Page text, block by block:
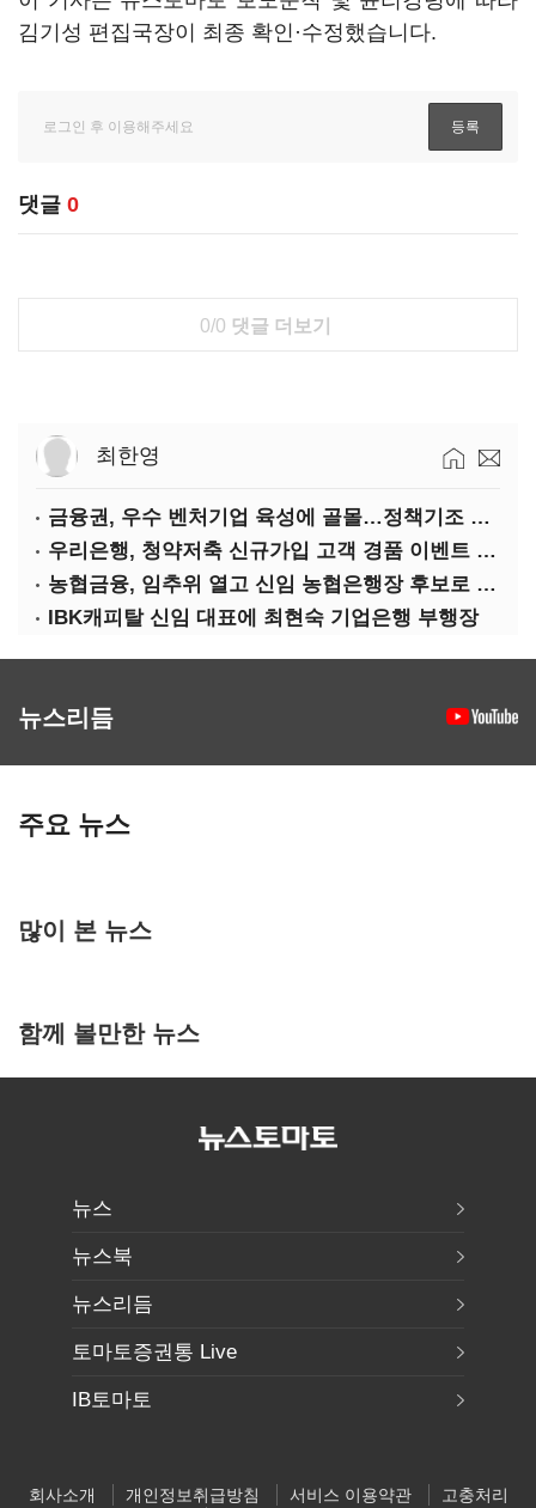
김기성 편집국장이 최종 확인·수정했습니다.
댓글 0
0/0 댓글 더보기
최한영
금융권, 우수 벤처기업 육성에 골몰…정책기조 부응·기술력 확보 차원
우리은행, 청약저축 신규가입 고객 경품 이벤트 실시
농협금융, 임추위 열고 신임 농협은행장 후보로 손병환 추천
IBK캐피탈 신임 대표에 최현숙 기업은행 부행장
뉴스리듬
주요 뉴스
많이 본 뉴스
함께 볼만한 뉴스
뉴스
뉴스북
뉴스리듬
토마토증권통 Live
IB토마토
회사소개 개인정보취급방침 서비스 이용약관 고충처리